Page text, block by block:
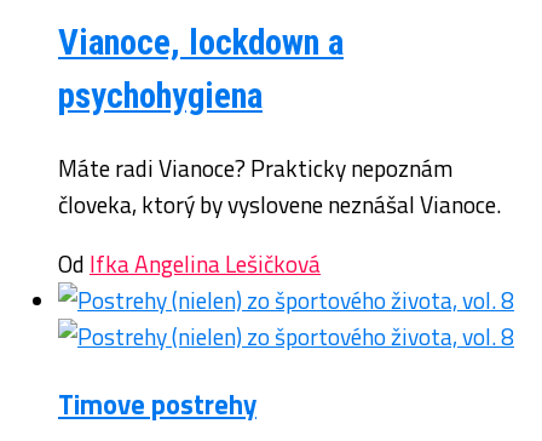
Vianoce, lockdown a
psychohygiena
Máte radi Vianoce? Prakticky nepoznám
človeka, ktorý by vyslovene neznášal Vianoce.
OdIfka Angelina Lešičková
Timove postrehy